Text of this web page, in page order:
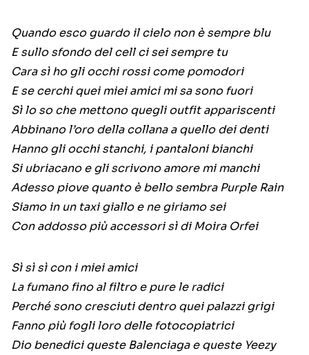
Quando esco guardo il cielo non è sempre blu
E sullo sfondo del cell ci sei sempre tu
Cara sì ho gli occhi rossi come pomodori
E se cerchi quei miei amici mi sa sono fuori
Sì lo so che mettono quegli outfit appariscenti
Abbinano l’oro della collana a quello dei denti
Hanno gli occhi stanchi, i pantaloni bianchi
Si ubriacano e gli scrivono amore mi manchi
Adesso piove quanto è bello sembra Purple Rain
Siamo in un taxi giallo e ne giriamo sei
Con addosso più accessori sì di Moira Orfei
Sì sì sì con i miei amici
La fumano fino al filtro e pure le radici
Perché sono cresciuti dentro quei palazzi grigi
Fanno più fogli loro delle fotocopiatrici
Dio benedici queste Balenciaga e queste Yeezy